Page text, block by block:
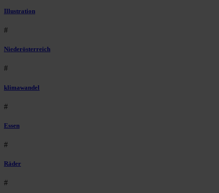
Illustration
#
Niederösterreich
#
klimawandel
#
Essen
#
Räder
#